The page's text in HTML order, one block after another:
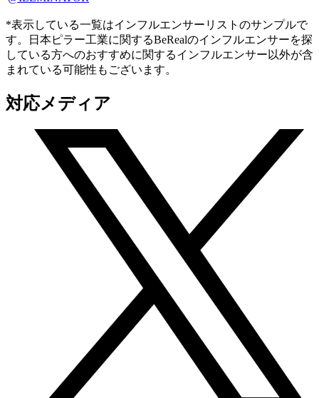
*表示している一覧はインフルエンサーリストのサンプルで
す。日本ピラー工業に関するBeRealのインフルエンサーを探
している方へのおすすめに関するインフルエンサー以外が含
まれている可能性もございます。
対応メディア